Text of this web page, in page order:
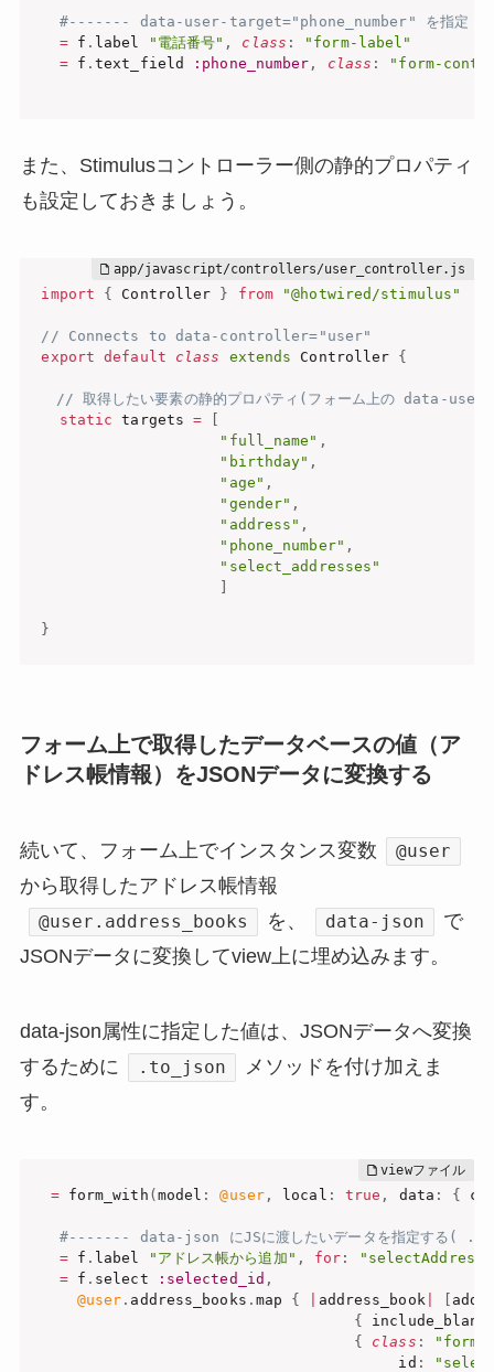
#------- data-user-target="phone_number" を指
= f . label "電話番号" , class :
"form-label"
= f .text_field :phone_number , class : "form-
また、Stimulusコントローラー側の静的プロパティ
も設定しておきましょう。
import { Controller } from "@hotwired/stimulus"
// Connects to data-controller="user"
export
default class extends Controller {
// 取得したい要素の静的プロパティ(フォーム上の data-
static targets =
"full_name" ,
"birthday" ,
"age" ,
"gender" ,
"address" ,
"phone_number" ,
"select_addresses"
}
フォーム上で取得したデータベースの値（ア
ドレス帳情報）をJSONデータに変換する
続いて、フォーム上でインスタンス変数 @user
から取得したアドレス帳情報
@user.address_books を、 data-json
で
JSONデータに変換してview上に埋め込みます。
data-json属性に指定した値は、JSONデータへ変換
するために
.to_json
メソッドを付け加えま
す。
= form_with (model : @user, local : true , data : {
#------- data-json にJSに渡したいデータを指定する(
= f . label "アドレス帳から追加" , for :
= f . select :selected_id ,
@user . address_books . map { address_book [
{ include_blank
{
class :
"form-
                                        id
: